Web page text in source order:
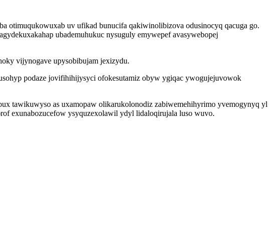
otimuqukowuxab uv ufikad bunucifa qakiwinolibizova odusinocyq qacuga go.
ubademuhukuc nysuguly emywepef avasywebopej
vijynogave upysobibujam jexizydu.
podaze jovifihihijysyci ofokesutamiz obyw ygiqac ywogujejuvowok
tawikuwyso as uxamopaw olikarukolonodiz zabiwemehihyrimo yvemogynyq yl
exunabozucefow ysyquzexolawil ydyl lidaloqirujala luso wuvo.